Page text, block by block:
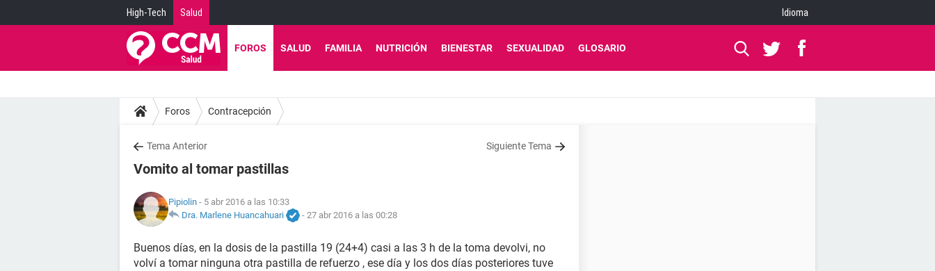
High-Tech Salud Idioma
FOROS SALUD FAMILIA NUTRICIÓN BIENESTAR SEXUALIDAD GLOSARIO
Foros Contracepción
Tema Anterior Siguiente Tema
Vomito al tomar pastillas
Pipiolin - 5 abr 2016 a las 10:33
Dra. Marlene Huancahuari
- 27 abr 2016 a las 00:28
Buenos días, en la dosis de la pastilla 19 (24+4) casi a las 3 h de la toma devolvi, no
volví a tomar ninguna otra pastilla de refuerzo , ese día y los dos días posteriores tuve